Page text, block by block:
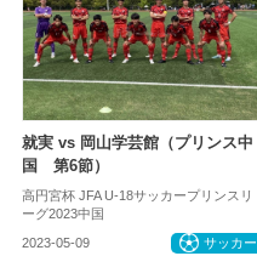
就実 vs 岡山学芸館（プリンス中
国 第6節）
高円宮杯 JFA U-18サッカープリンスリ
ーグ2023中国
2023-05-09 サッカー